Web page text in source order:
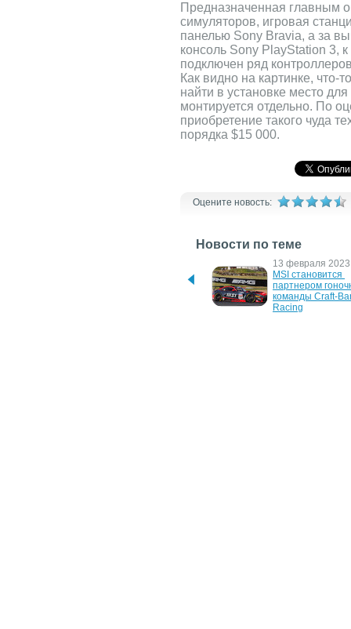
Предназначенная главным
симуляторов, игровая
панелью Sony Bravia, а за
консоль Sony PlayStation 3,
подключен ряд
Как видно на картинке, что-
найти в установке место
монтируется отдельно. По
приобретение такого чуда
порядка $15 000.
Оцените новость:
Новости по теме
13 февраля 2023
MSI становится
партнером
команды Craft-
Racing